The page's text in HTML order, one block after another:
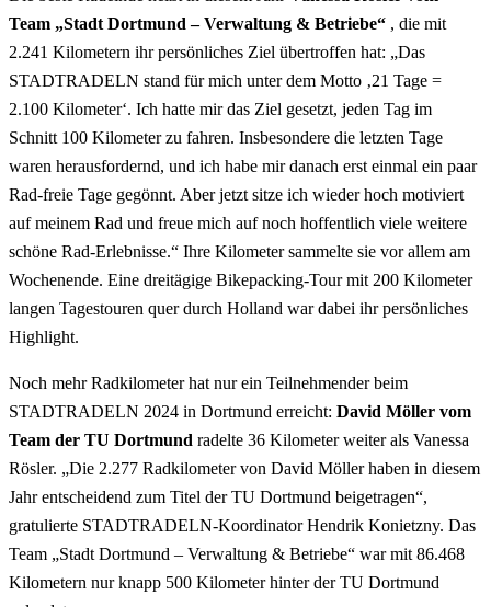
Team „Stadt Dortmund – Verwaltung & Betriebe“ , die mit
2.241 Kilometern ihr persönliches Ziel übertroffen hat: „Das
STADTRADELN stand für mich unter dem Motto ‚21 Tage =
2.100 Kilometer‘. Ich hatte mir das Ziel gesetzt, jeden Tag im
Schnitt 100 Kilometer zu fahren. Insbesondere die letzten Tage
waren herausfordernd, und ich habe mir danach erst einmal ein paar
Rad-freie Tage gegönnt. Aber jetzt sitze ich wieder hoch motiviert
auf meinem Rad und freue mich auf noch hoffentlich viele weitere
schöne Rad-Erlebnisse.“ Ihre Kilometer sammelte sie vor allem am
Wochenende. Eine dreitägige Bikepacking-Tour mit 200 Kilometer
langen Tagestouren quer durch Holland war dabei ihr persönliches
Highlight.
Noch mehr Radkilometer hat nur ein Teilnehmender beim
STADTRADELN 2024 in Dortmund erreicht: David Möller vom
Team der TU Dortmund radelte 36 Kilometer weiter als Vanessa
Rösler. „Die 2.277 Radkilometer von David Möller haben in diesem
Jahr entscheidend zum Titel der TU Dortmund beigetragen“,
gratulierte STADTRADELN-Koordinator Hendrik Konietzny. Das
Team „Stadt Dortmund – Verwaltung & Betriebe“ war mit 86.468
Kilometern nur knapp 500 Kilometer hinter der TU Dortmund